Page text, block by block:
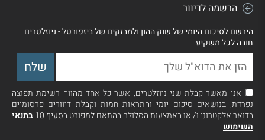
הרשמה לדיוור
הירשם לסיכום היומי של שוק ההון ולמבזקים של ביזפורטל - ניוזלטרים
חובה לכל משקיע
אני מאשר קבלת שני ניוזלטרים, אשר כל אחד מהווה רשימת תפוצה
נפרדת, בנושאים סיכום יומי והתראות חמות וקבלת דיוורים פרסומיים
בדואר אלקטרוני ו/ או באמצעות הסלולר בהתאם למפורט בסעיף 10
בתנאי
השימוש